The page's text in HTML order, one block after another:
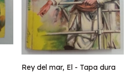
Rey del mar, El - Tapa dura